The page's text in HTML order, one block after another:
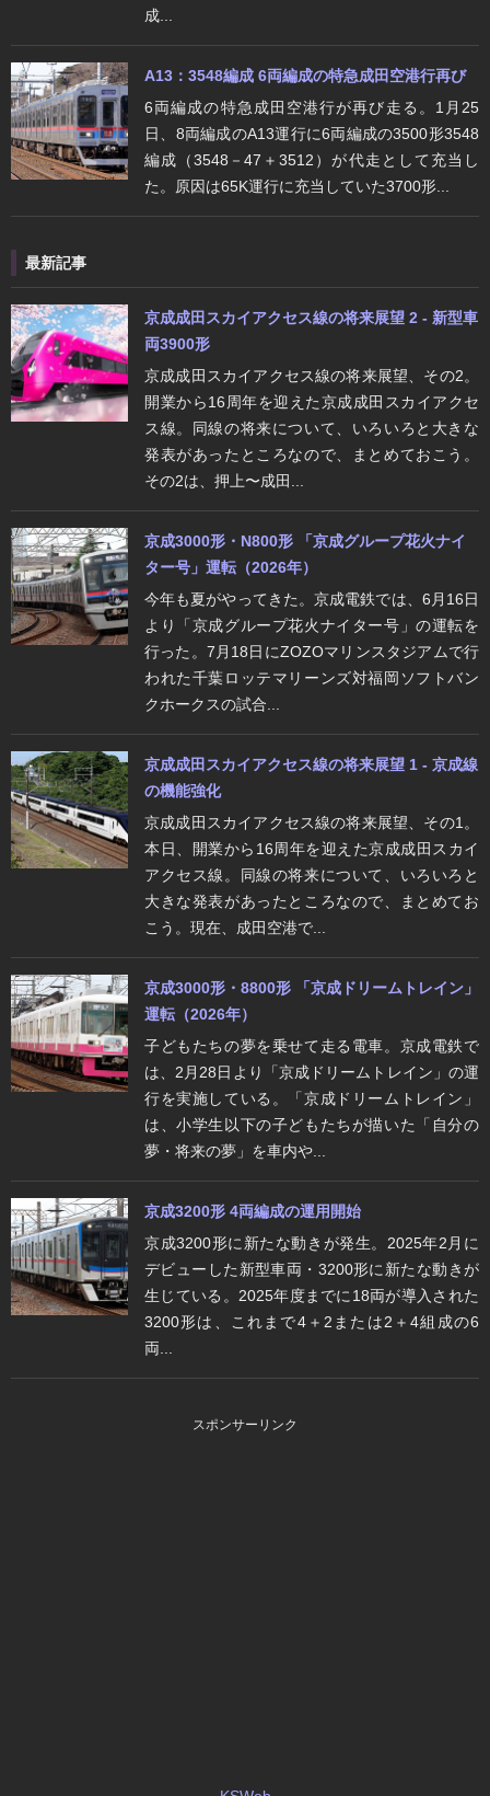
成...
A13：3548編成 6両編成の特急成田空港行再び
6両編成の特急成田空港行が再び走る。1月25
日、8両編成のA13運行に6両編成の3500形3548
編成（3548－47＋3512）が代走として充当し
た。原因は65K運行に充当していた3700形...
最新記事
京成成田スカイアクセス線の将来展望 2 - 新型車
両3900形
京成成田スカイアクセス線の将来展望、その2。
開業から16周年を迎えた京成成田スカイアクセ
ス線。同線の将来について、いろいろと大きな
発表があったところなので、まとめておこう。
その2は、押上〜成田...
京成3000形・N800形 「京成グループ花火ナイ
ター号」運転（2026年）
今年も夏がやってきた。京成電鉄では、6月16日
より「京成グループ花火ナイター号」の運転を
行った。7月18日にZOZOマリンスタジアムで行
われた千葉ロッテマリーンズ対福岡ソフトバン
クホークスの試合...
京成成田スカイアクセス線の将来展望 1 - 京成線
の機能強化
京成成田スカイアクセス線の将来展望、その1。
本日、開業から16周年を迎えた京成成田スカイ
アクセス線。同線の将来について、いろいろと
大きな発表があったところなので、まとめてお
こう。現在、成田空港で...
京成3000形・8800形 「京成ドリームトレイン」
運転（2026年）
子どもたちの夢を乗せて走る電車。京成電鉄で
は、2月28日より「京成ドリームトレイン」の運
行を実施している。「京成ドリームトレイン」
は、小学生以下の子どもたちが描いた「自分の
夢・将来の夢」を車内や...
京成3200形 4両編成の運用開始
京成3200形に新たな動きが発生。2025年2月に
デビューした新型車両・3200形に新たな動きが
生じている。2025年度までに18両が導入された
3200形は、これまで4＋2または2＋4組成の6
両...
スポンサーリンク